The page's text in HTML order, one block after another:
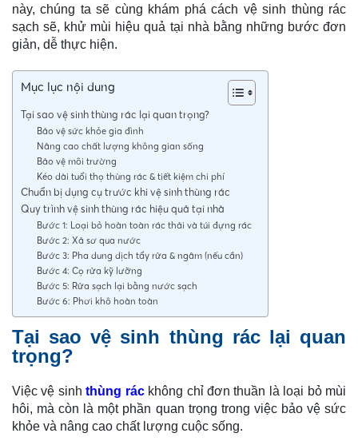
này, chúng ta sẽ cùng khám phá cách vệ sinh thùng rác
sạch sẽ, khử mùi hiệu quả tại nhà bằng những bước đơn
giản, dễ thực hiện.
Mục lục nội dung
Tại sao vệ sinh thùng rác lại quan trọng?
Bảo vệ sức khỏe gia đình
Nâng cao chất lượng không gian sống
Bảo vệ môi trường
Kéo dài tuổi thọ thùng rác & tiết kiệm chi phí
Chuẩn bị dụng cụ trước khi vệ sinh thùng rác
Quy trình vệ sinh thùng rác hiệu quả tại nhà
Bước 1: Loại bỏ hoàn toàn rác thải và túi đựng rác
Bước 2: Xả sơ qua nước
Bước 3: Pha dung dịch tẩy rửa & ngâm (nếu cần)
Bước 4: Cọ rửa kỹ lưỡng
Bước 5: Rửa sạch lại bằng nước sạch
Bước 6: Phơi khô hoàn toàn
Tại sao vệ sinh thùng rác lại quan
trọng?
Việc vệ sinhthùng ráckhông chỉ đơn thuần là loại bỏ mùi
hôi, mà còn là một phần quan trọng trong việc bảo vệ sức
khỏe và nâng cao chất lượng cuộc sống.